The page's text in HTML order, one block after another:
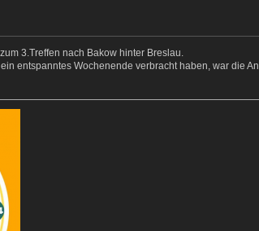
3.Treffen nach Bakow hinter Breslau.
entspanntes Wochenende verbracht haben, war die